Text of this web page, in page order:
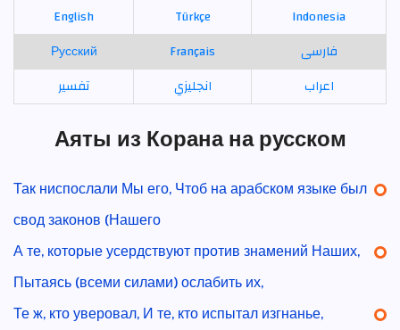
English Türkçe
Indonesia
Русский
Français
فارسی
تفسير
انجليزي اعراب
Аяты из Корана на русском
Так ниспослали Мы его, Чтоб на арабском языке был
свод законов (Нашего
А те, которые усердствуют против знамений Наших,
Пытаясь (всеми силами) ослабить их,
Те ж, кто уверовал, И те, кто испытал изгнанье,